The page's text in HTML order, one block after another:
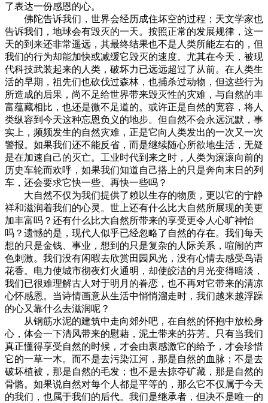
了表达一份感恩的心。
佛陀告诉我们，世界会经历成住坏空的过程；天文学家也
告诉我们，地球会有毁灭的一天。按照正常的发展规律，这一
天的到来还非常遥远，其最终结果也不是人类所能左右的，但
我们的行为却能加快或减缓它毁灭的速度。尤其在今天，被现
代科技武装起来的人类，破坏力已远远超过了从前。在人类生
活的早期，祖先们也砍伐过森林，也捕杀过动物，但这些行为
所造成的后果，尚不足给世界带来毁灭性的灾难，与自然的丰
富蕴藏相比，也还是微不足道的。或许正是自然的宽容，将人
类纵容到今天这种忘恩负义的地步。但自然不会永远沉默，事
实上，频频发生的自然灾难，正是它向人类发出的一次又一次
警报。如果我们还不能反省，而是继续随心所欲地生活，无疑
是在加速自己的灭亡。工业时代到来之时，人类为滚滚向前的
历史车轮而欢呼，如果我们知道自己搭上的只是奔向末日的列
车，还会要求它快一些、再快一些吗？
大自然不仅为我们提供了赖以生存的物质，更以它的宁静
祥和滋润着我们的心灵。世上还有什么比大自然所展现的美更
加丰富吗？还有什么比大自然所带来的享受更令人心旷神怡
吗？遗憾的是，现代人似乎已经忽略了自然的存在。我们每天
想的只是金钱、事业，想到的只是复杂的人际关系，喧闹的声
色刺激。我们没有闲暇去欣赏田园风光，没有心情去感受鸟语
花香。电力使城市彻夜灯火通明，却使皎洁的月光变得暗淡，
我们已很难理解古人对于明月的眷恋，也不再对它带来的清凉
心怀感恩。当诗情画意从生活中悄悄溜走时，我们越来越浮躁
的心又靠什么去滋润呢？
从钢筋水泥的建筑中走向郊外吧，在自然的怀抱中放松身
心，体会一下清风带来的慰藉，泥土带来的芬芳。只有当我们
真正懂得享受自然的时候，才会由衷感激它的给予，才会珍惜
它的一草一木。而不是去污染江河，那是自然的血脉；不是去
破坏植被，那是自然的毛发；也不是去掠夺矿藏，那是自然的
骨骼。如果说自然对每个人都是平等的，那么它不仅属于今天
的我们，也属于我们的后代。我们是继承者，但决不是唯一的